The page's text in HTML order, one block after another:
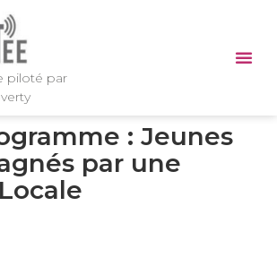
piloté par
: Jeunes
par une